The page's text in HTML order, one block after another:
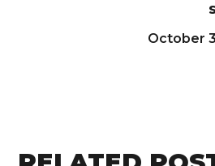
October